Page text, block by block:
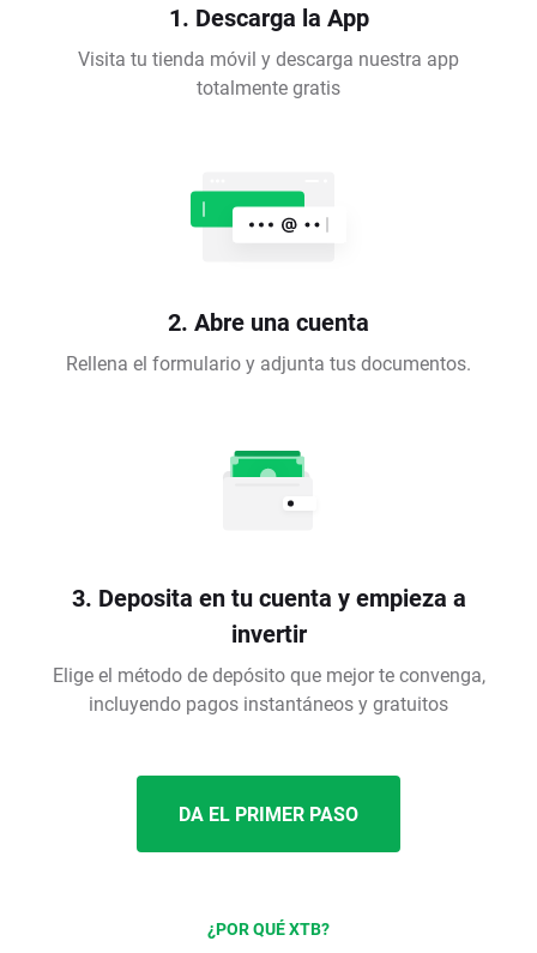
1. Descarga la App
Visita tu tienda móvil y descarga nuestra app
totalmente gratis
2. Abre una cuenta
Rellena el formulario y adjunta tus documentos.
3. Deposita en tu cuenta y empieza a
invertir
Elige el método de depósito que mejor te convenga,
incluyendo pagos instantáneos y gratuitos
DA EL PRIMER PASO
¿POR QUÉ XTB?